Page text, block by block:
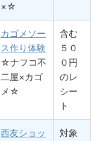
×☆
カゴメソー
ス作り体験
☆ナフコ不
二屋×カゴ
メ☆
含む
５０
０円
のレ
シー
ト
西友ショッ
対象